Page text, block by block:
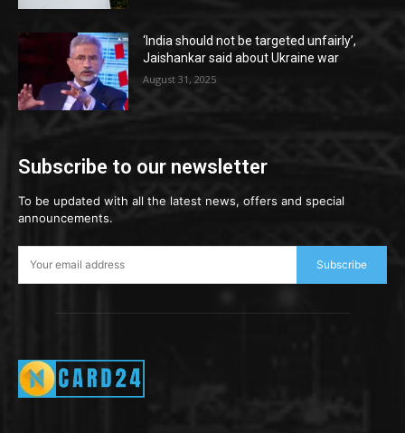
‘India should not be targeted unfairly’,
Jaishankar said about Ukraine war
August 31, 2025
Subscribe to our newsletter
To be updated with all the latest news, offers and special
announcements.
Subscribe